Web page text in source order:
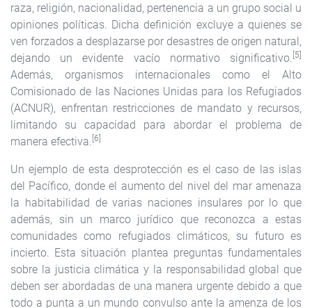
raza, religión, nacionalidad, pertenencia a un grupo social u
opiniones políticas. Dicha definición excluye a quienes se
ven forzados a desplazarse por desastres de origen natural,
dejando un evidente vacío normativo significativo. [5]
Además, organismos internacionales como el Alto
Comisionado de las Naciones Unidas para los Refugiados
(ACNUR), enfrentan restricciones de mandato y recursos,
limitando su capacidad para abordar el problema de
manera efectiva. [6]
Un ejemplo de esta desprotección es el caso de las islas
del Pacífico, donde el aumento del nivel del mar amenaza
la habitabilidad de varias naciones insulares por lo que
además, sin un marco jurídico que reconozca a estas
comunidades como refugiados climáticos, su futuro es
incierto. Esta situación plantea preguntas fundamentales
sobre la justicia climática y la responsabilidad global que
deben ser abordadas de una manera urgente debido a que
todo a punta a un mundo convulso ante la amenza de los